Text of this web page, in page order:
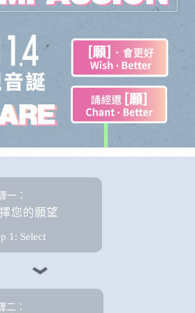
一：
您的願望
1: Select
二：